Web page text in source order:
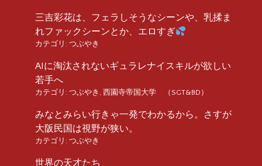
三吉彩花は、フェラしそうなシーンや、乳揉ま
れファックシーンとか、エロすぎ
カテゴリ: つぶやき
AIに淘汰されないギュラレナイスキルが欲しい
若手へ
カテゴリ: つぶやき , 西園寺帝国大学 （SGT&BD）
みなとみらい行きゃ一発でわかるから。さすが
大阪民国は視野が狭い。
カテゴリ: つぶやき
世界の天才たち